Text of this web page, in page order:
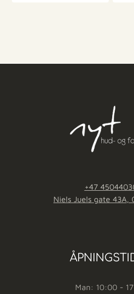
+47
Niels Juels gate 43A,
Man: 10:00 -